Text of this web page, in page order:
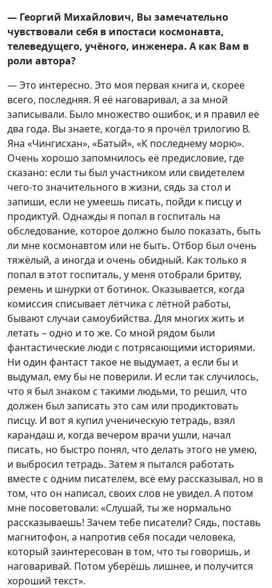
— Георгий Михайлович, Вы замечательно
чувствовали себя в ипостаси космонавта,
телеведущего, учёного, инженера. А как Вам в
роли автора?
— Это интересно. Это моя первая книга и, скорее
всего, последняя. Я её наговаривал, а за мной
записывали. Было множество ошибок, и я правил её
два года. Вы знаете, когда-то я прочёл трилогию В.
Яна «Чингисхан», «Батый», «К последнему морю».
Очень хорошо запомнилось её предисловие, где
сказано: если ты был участником или свидетелем
чего-то значительного в жизни, сядь за стол и
запиши, если не умеешь писать, пойди к писцу и
продиктуй. Однажды я попал в госпиталь на
обследование, которое должно было показать, быть
ли мне космонавтом или не быть. Отбор был очень
тяжёлый, а иногда и очень обидный. Как только я
попал в этот госпиталь, у меня отобрали бритву,
ремень и шнурки от ботинок. Оказывается, когда
комиссия списывает лётчика с лётной работы,
бывают случаи самоубийства. Для многих жить и
летать – одно и то же. Со мной рядом были
фантастические люди с потрясающими историями.
Ни один фантаст такое не выдумает, а если бы и
выдумал, ему бы не поверили. И если так случилось,
что я был знаком с такими людьми, то решил, что
должен был записать это сам или продиктовать
писцу. И вот я купил ученическую тетрадь, взял
карандаш и, когда вечером врачи ушли, начал
писать, но быстро понял, что делать этого не умею,
и выбросил тетрадь. Затем я пытался работать
вместе с одним писателем, всё ему рассказывал, но в
том, что он написал, своих слов не увидел. А потом
мне посоветовали: «Слушай, ты же нормально
рассказываешь! Зачем тебе писатели? Сядь, поставь
магнитофон, а напротив себя посади человека,
который заинтересован в том, что ты говоришь, и
наговаривай. Потом уберёшь лишнее, и получится
хороший текст».